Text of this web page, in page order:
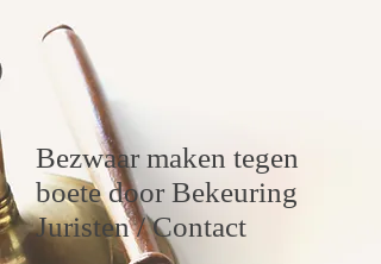
Bezwaar maken tegen
boete door Bekeuring
Juristen / Contact